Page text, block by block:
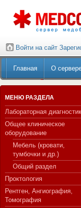
Войти на сайт
Главная О
МЕНЮ РАЗДЕЛА
Лабораторная
Общее клиническое
оборудование
Мебель (кровати,
тумбочки и др.)
Общий раздел
Проктология
Рентген, Ангиография,
Томография